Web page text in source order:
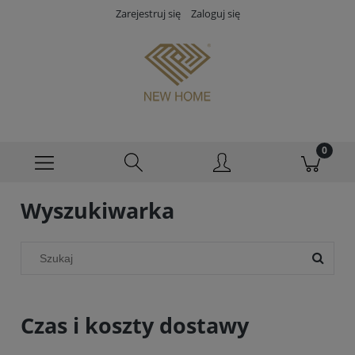
Zarejestruj się Zaloguj się
Wyszukiwarka
Czas i koszty dostawy